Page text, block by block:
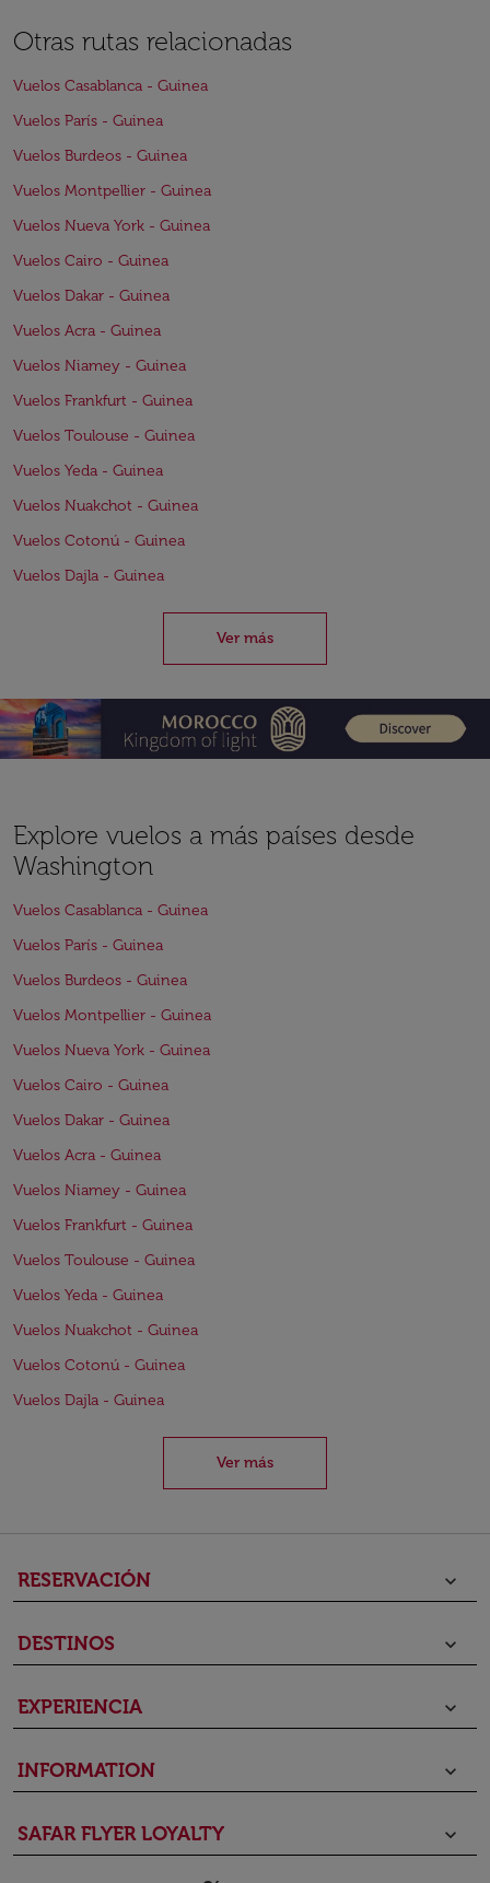
Otras rutas relacionadas
Vuelos Casablanca - Guinea
Vuelos París - Guinea
Vuelos Burdeos - Guinea
Vuelos Montpellier - Guinea
Vuelos Nueva York - Guinea
Vuelos Cairo - Guinea
Vuelos Dakar - Guinea
Vuelos Acra - Guinea
Vuelos Niamey - Guinea
Vuelos Frankfurt - Guinea
Vuelos Toulouse - Guinea
Vuelos Yeda - Guinea
Vuelos Nuakchot - Guinea
Vuelos Cotonú - Guinea
Vuelos Dajla - Guinea
Ver más
Explore vuelos a más países desde
Washington
Vuelos Casablanca - Guinea
Vuelos París - Guinea
Vuelos Burdeos - Guinea
Vuelos Montpellier - Guinea
Vuelos Nueva York - Guinea
Vuelos Cairo - Guinea
Vuelos Dakar - Guinea
Vuelos Acra - Guinea
Vuelos Niamey - Guinea
Vuelos Frankfurt - Guinea
Vuelos Toulouse - Guinea
Vuelos Yeda - Guinea
Vuelos Nuakchot - Guinea
Vuelos Cotonú - Guinea
Vuelos Dajla - Guinea
Ver más
RESERVACIÓN keyboard_arrow_down
DESTINOS keyboard_arrow_down
EXPERIENCIA keyboard_arrow_down
INFORMATION keyboard_arrow_down
SAFAR FLYER LOYALTY keyboard_arrow_down